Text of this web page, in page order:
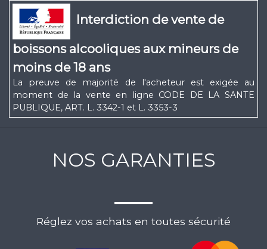
Interdiction de vente de
boissons alcooliques aux mineurs de
moins de 18 ans
La preuve de majorité de l'acheteur est exigée au
moment de la vente en ligne CODE DE LA SANTE
PUBLIQUE, ART. L. 3342-1 et L. 3353-3
NOS GARANTIES
Réglez vos achats en toutes sécurité